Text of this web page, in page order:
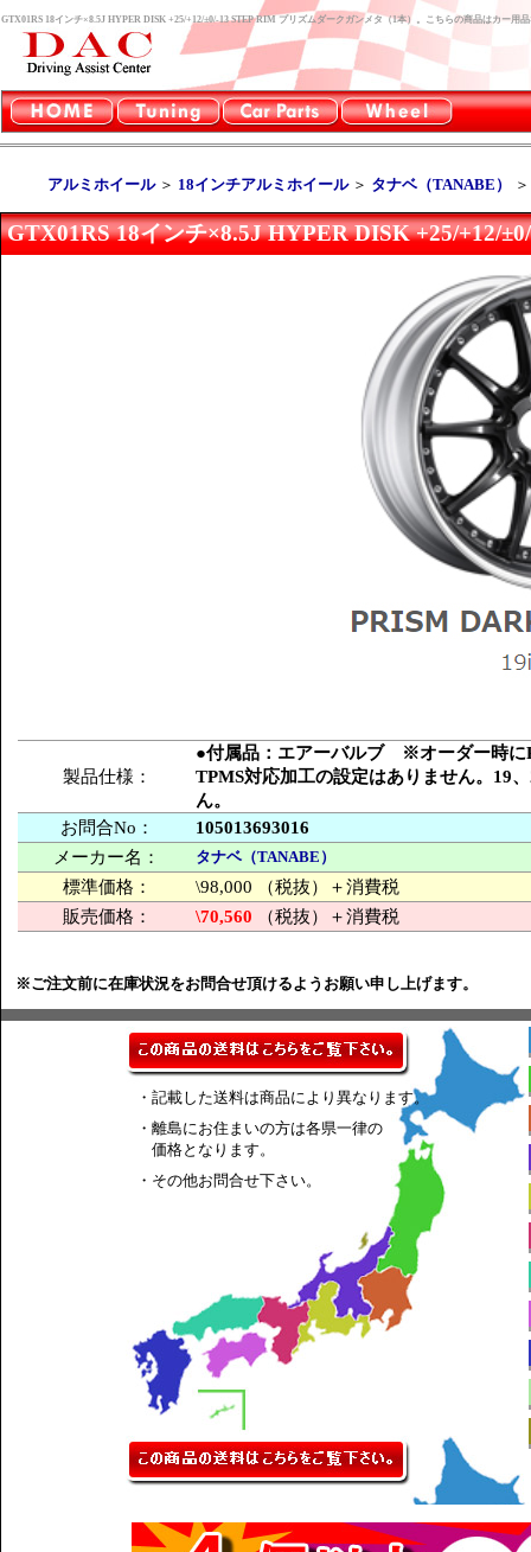
GTX01RS 18インチ×8.5J HYPER DISK +25/+12/±0/-13 STEP RIM プリズムダークガンメタ（1本）。こちらの商品はカー用
アルミホイール＞ 18インチアルミホイール＞ タナベ（TANABE）
GTX01RS 18インチ×8.5J HYPER DISK +25/+12/
製品仕様：
●付属品：エアーバルブ ※オーダー時に
TPMS対応加工の設定はありません。19
ん。
お問合No：
105013693016
メーカー名：
タナベ（TANABE）
標準価格：
\98,000 （税抜）＋消費税
販売価格：
\70,560 （税抜）＋消費税
※ご注文前に在庫状況をお問合せ頂けるようお願い申し上げます。
・記載した送料は商品により異なります。
・離島にお住まいの方は各県一律の
価格となります。
・その他お問合せ下さい。